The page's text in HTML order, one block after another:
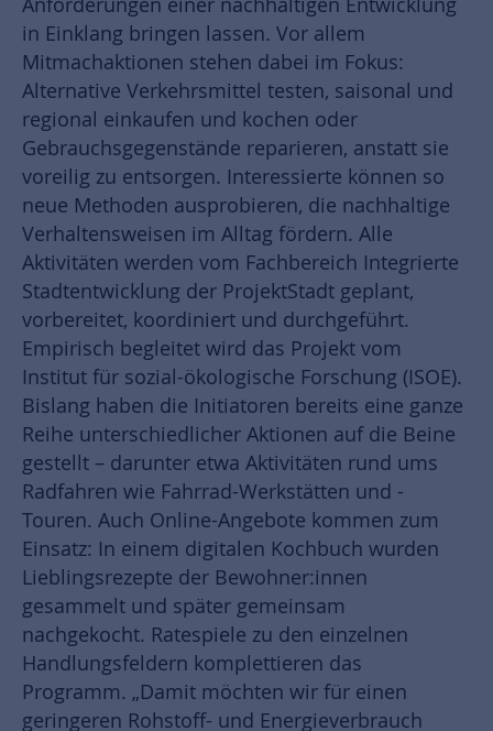
in Einklang bringen lassen. Vor allem
Mitmachaktionen stehen dabei im Fokus:
Alternative Verkehrsmittel testen, saisonal und
regional einkaufen und kochen oder
Gebrauchsgegenstände reparieren, anstatt sie
voreilig zu entsorgen. Interessierte können so
neue Methoden ausprobieren, die nachhaltige
Verhaltensweisen im Alltag fördern. Alle
Aktivitäten werden vom Fachbereich Integrierte
Stadtentwicklung der ProjektStadt geplant,
vorbereitet, koordiniert und durchgeführt.
Empirisch begleitet wird das Projekt vom
Institut für sozial-ökologische Forschung (ISOE).
Bislang haben die Initiatoren bereits eine ganze
Reihe unterschiedlicher Aktionen auf die Beine
gestellt – darunter etwa Aktivitäten rund ums
Radfahren wie Fahrrad-Werkstätten und -
Touren. Auch Online-Angebote kommen zum
Einsatz: In einem digitalen Kochbuch wurden
Lieblingsrezepte der Bewohner:innen
gesammelt und später gemeinsam
nachgekocht. Ratespiele zu den einzelnen
Handlungsfeldern komplettieren das
Programm. „Damit möchten wir für einen
geringeren Rohstoff- und Energieverbrauch